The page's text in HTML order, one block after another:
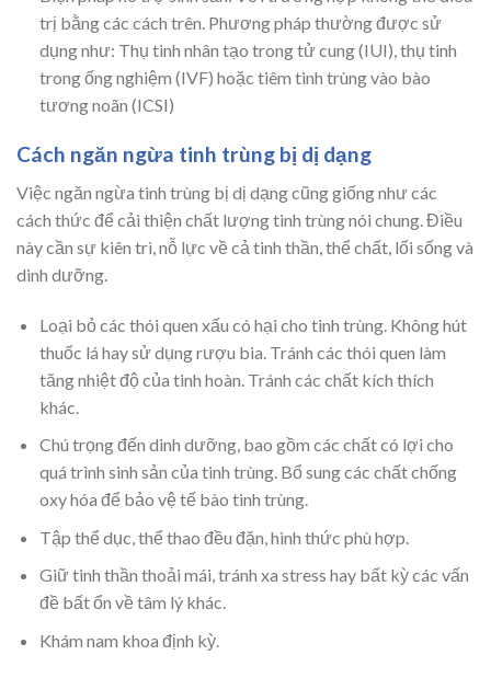
trị bằng các cách trên. Phương pháp thường được sử
dụng như: Thụ tinh nhân tạo trong tử cung (IUI), thụ tinh
trong ống nghiệm (IVF) hoặc tiêm tinh trùng vào bào
tương noãn (ICSI)
Cách ngăn ngừa tinh trùng bị dị dạng
Việc ngăn ngừa tinh trùng bị dị dạng cũng giống như các
cách thức để cải thiện chất lượng tinh trùng nói chung. Điều
này cần sự kiên trì, nỗ lực về cả tinh thần, thể chất, lối sống và
dinh dưỡng.
Loại bỏ các thói quen xấu có hại cho tinh trùng. Không hút
thuốc lá hay sử dụng rượu bia. Tránh các thói quen làm
tăng nhiệt độ của tinh hoàn. Tránh các chất kích thích
khác.
Chú trọng đến dinh dưỡng, bao gồm các chất có lợi cho
quá trình sinh sản của tinh trùng. Bổ sung các chất chống
oxy hóa để bảo vệ tế bào tinh trùng.
Tập thể dục, thể thao đều đặn, hình thức phù hợp.
Giữ tinh thần thoải mái, tránh xa stress hay bất kỳ các vấn
đề bất ổn về tâm lý khác.
Khám nam khoa định kỳ.